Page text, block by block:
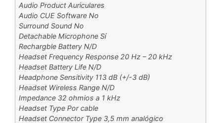
Audio Product Auriculares
Audio CUE Software No
Surround Sound No
Detachable Microphone Sí
Rechargble Battery N/D
Headset Frequency Response 20 Hz – 20 kHz
Headset Battery Life N/D
Headphone Sensitivity 113 dB (+/-3 dB)
Headset Wireless Range N/D
Impedance 32 ohmios a 1 kHz
Headset Type Por cable
Headset Connector Type 3,5 mm analógico